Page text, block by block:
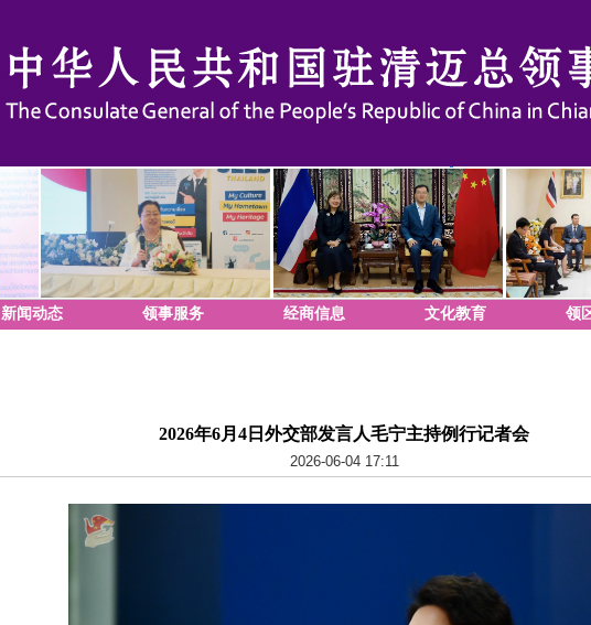
新闻动态 领事服务 经商信息 文化教育 领
2026年6月4日外交部发言人毛宁主持例行记者会
2026-06-04 17:11